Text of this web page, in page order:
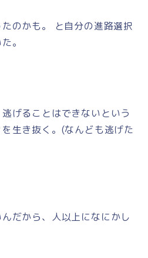
のかも。 と自分の進路選択
。
げることはできないという
生き抜く。(なんども逃げた
だから、人以上になにかし